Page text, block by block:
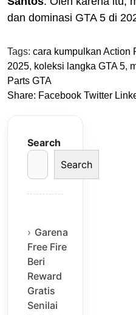
dan dominasi GTA 5 di
Tags: cara kumpulkan Action
2025, koleksi langka GTA 5,
Parts GTA
Share: Facebook Twitter
Search
Search
Garena
Free Fire
Beri
Reward
Gratis
Senilai